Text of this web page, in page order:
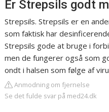
Er Strepsils godt
Strepsils. Strepsils er en
som faktisk har
Strepsils gode at bruge i
men de fungerer også som
ondt i halsen som følge af
Anmodning om fjernelse
Se det fulde svar på med24.dk